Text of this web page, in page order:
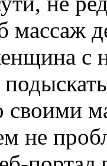
массаж
своими
не